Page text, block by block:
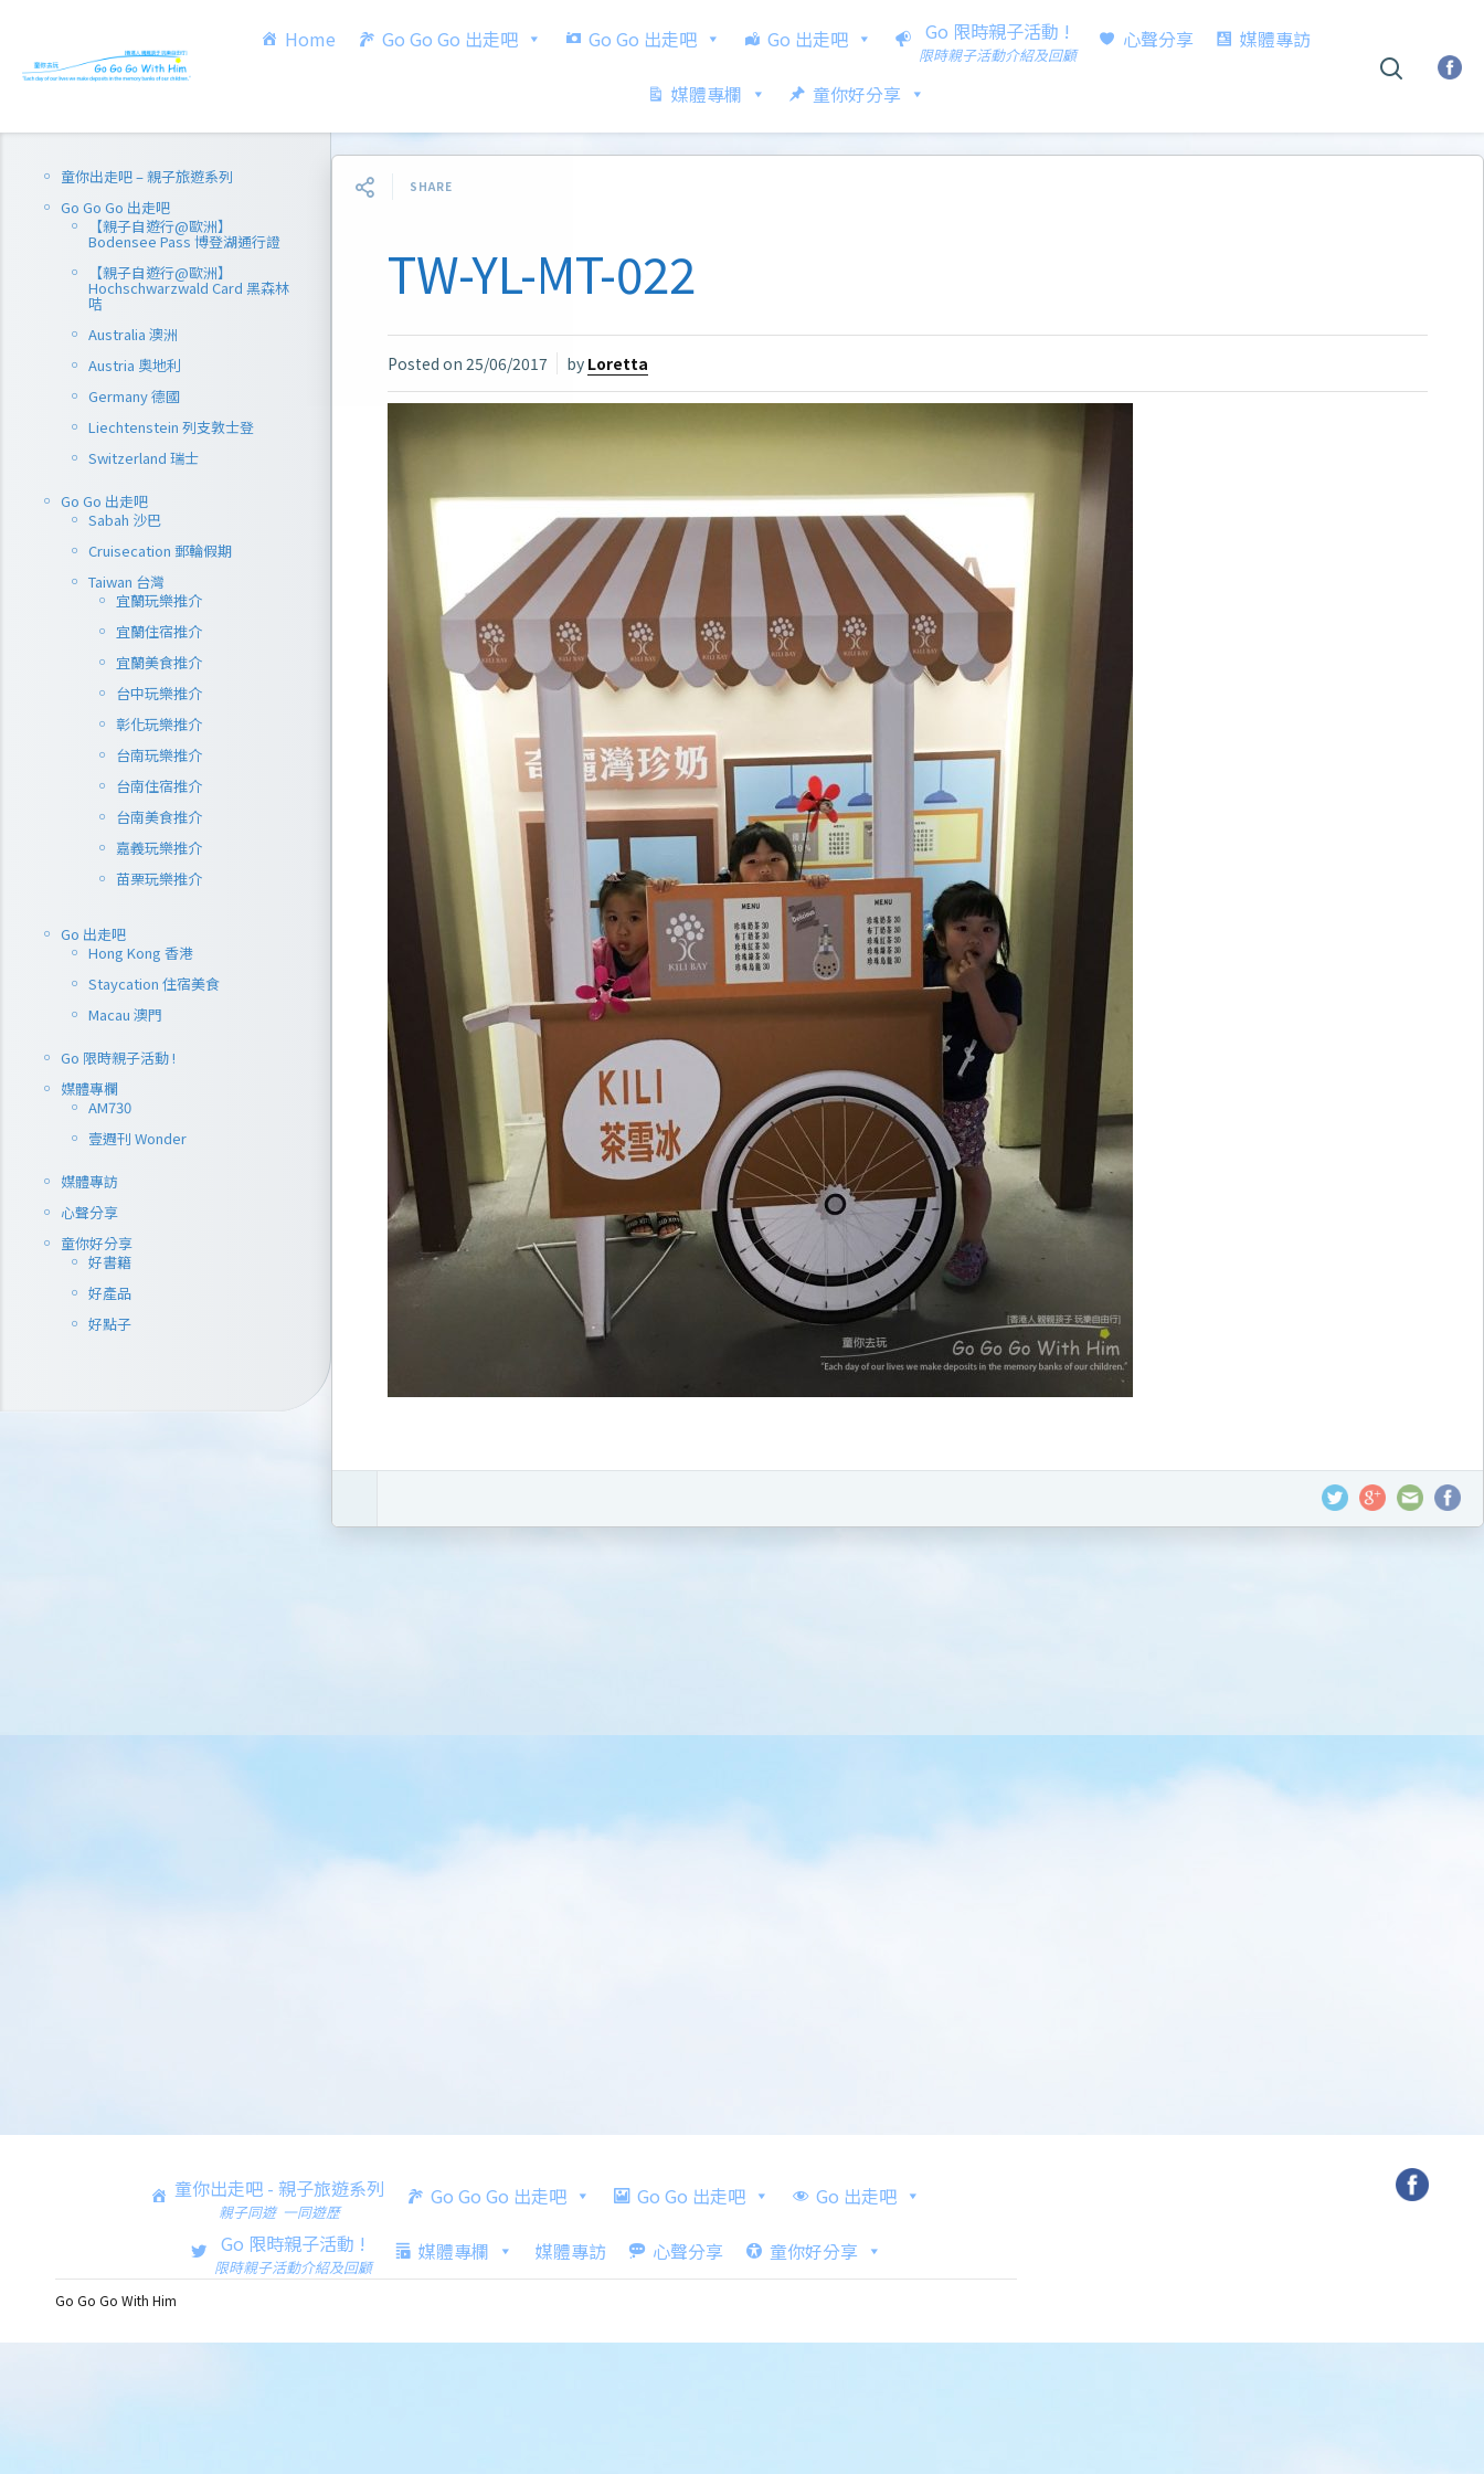
Home Go Go Go 出走吧 Go Go 出走吧 Go 出走吧 Go 限時親子活動 !
限時親子活動介紹及回顧
心聲分享 媒體專訪
媒體專欄 童你好分享
童你出走吧 – 親子旅遊系列
Go Go Go 出走吧
【親子自遊行@歐洲】
Bodensee Pass 博登湖通行證
【親子自遊行@歐洲】
Hochschwarzwald Card 黑森林
咭
Australia 澳洲
Austria 奧地利
Germany 德國
Liechtenstein 列支敦士登
Switzerland 瑞士
Go Go 出走吧
Sabah 沙巴
Cruisecation 郵輪假期
Taiwan 台灣
宜蘭玩樂推介
宜蘭住宿推介
宜蘭美食推介
台中玩樂推介
彰化玩樂推介
台南玩樂推介
台南住宿推介
台南美食推介
嘉義玩樂推介
苗栗玩樂推介
Go 出走吧
Hong Kong 香港
Staycation 住宿美食
Macau 澳門
Go 限時親子活動 !
媒體專欄
AM730
壹週刊 Wonder
媒體專訪
心聲分享
童你好分享
好書籍
好產品
好點子
SHARE
TW-YL-MT-022
Posted on 25/06/2017 by Loretta
童你出走吧 - 親子旅遊系列
親子同遊 一同遊歷
Go Go Go 出走吧 Go Go 出走吧
Go 出走吧
Go 限時親子活動 !
限時親子活動介紹及回顧
媒體專欄 媒體專訪 心聲分享 童你好分享
Go Go Go With Him